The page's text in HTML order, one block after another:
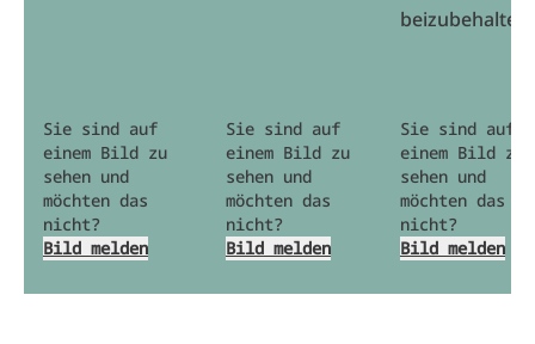
Sie sind auf
einem Bild zu
sehen und
möchten das
nicht?
Bild melden
Sie sind auf
einem Bild zu
sehen und
möchten das
nicht?
Bild melden
beizubehalten.
Sie sind auf
einem Bild zu
sehen und
möchten das
nicht?
Bild melden